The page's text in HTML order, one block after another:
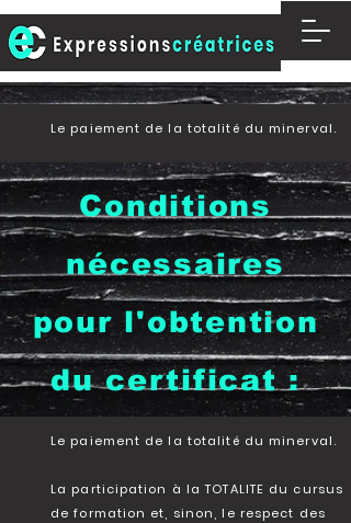
Le paiement de la totalité du minerval.
Conditions
nécessaires
pour l'obtention
du certificat :
Le paiement de la totalité du minerval.
La participation à la TOTALITE du cursus
de formation et, sinon, le respect des